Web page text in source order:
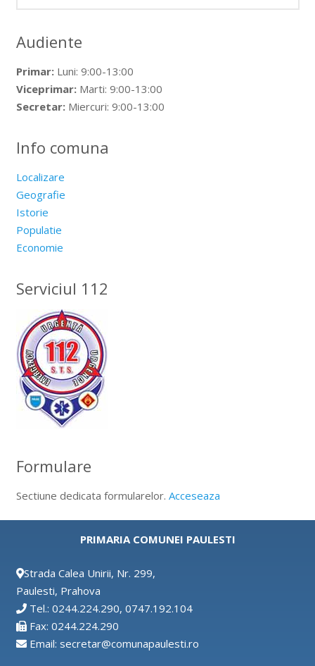
Audiente
Primar:Luni: 9:00-13:00
Viceprimar:Marti: 9:00-13:00
Secretar:Miercuri: 9:00-13:00
Info comuna
Localizare
Geografie
Istorie
Populatie
Economie
Serviciul 112
Formulare
Sectiune dedicata formularelor. Acceseaza
PRIMARIA COMUNEI PAULESTI
Strada Calea Unirii, Nr. 299,
Paulesti, Prahova
Tel.: 0244.224.290, 0747.192.104
Fax: 0244.224.290
Email: secretar@comunapaulesti.ro